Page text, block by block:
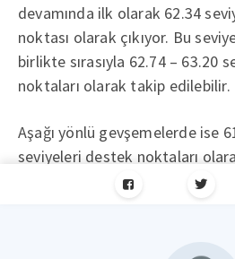
devamında ilk olarak 62.34
noktası olarak çıkıyor. Bu
birlikte sırasıyla 62.74 – 63.20
noktaları olarak takip edilebilir.
Aşağı yönlü gevşemelerde ise
seviyeleri destek noktaları